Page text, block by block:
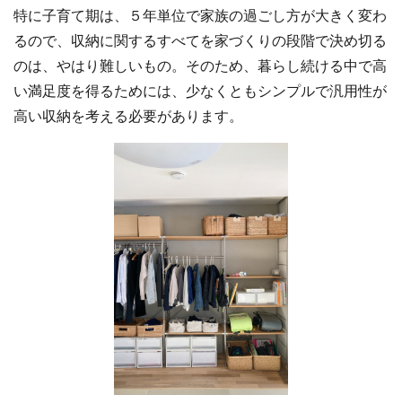
特に子育て期は、５年単位で家族の過ごし方が大きく変わ
るので、収納に関するすべてを家づくりの段階で決め切る
のは、やはり難しいもの。そのため、暮らし続ける中で高
い満足度を得るためには、少なくともシンプルで汎用性が
高い収納を考える必要があります。